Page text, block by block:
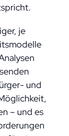
je
und
– und es